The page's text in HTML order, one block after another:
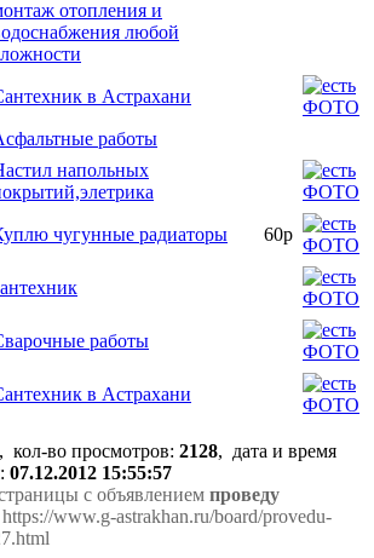
отопления и
любой
в Астрахани
работы
напольных
чугунные радиаторы 60р
работы
в Астрахани
, кол-во просмотров: 2128, дата и время
07.12.2012 15:55:57
с объявлением проведу
https://www.g-astrakhan.ru/board/provedu-